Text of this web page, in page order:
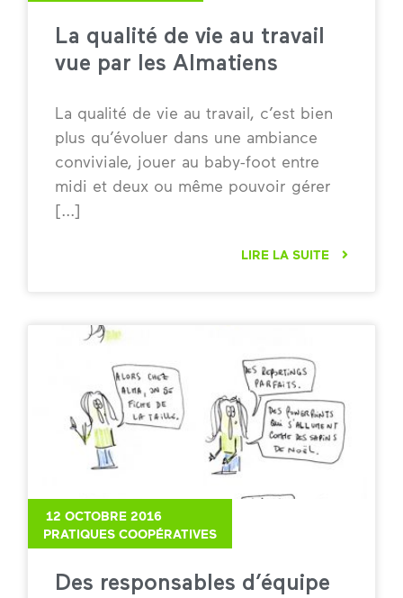
La qualité de vie au travail
vue par les Almatiens
La qualité de vie au travail, c’est bien
plus qu’évoluer dans une ambiance
conviviale, jouer au baby-foot entre
midi et deux ou même pouvoir gérer
LIRE LA SUITE
PRATIQUES COOPÉRATIVES
Des responsables d’équipe
12 OCTOBRE 2016